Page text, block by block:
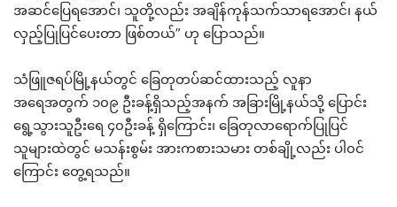
အဆင်ပြေရအောင်၊ သူတို့လည်း အချိန်ကုန်သက်သာရအောင်၊ နယ်
လှည့်ပြုပြင်ပေးတာ ဖြစ်တယ်” ဟု ပြောသည်။
သံဖြူဇရပ်မြို့နယ်တွင် ခြေတုတပ်ဆင်ထားသည့် လူနာ
အရေအတွက် ၁၀၉ ဦးခန့်ရှိသည့်အနက် အခြားမြို့နယ်သို့ ပြောင်း
ရွေ့သွားသူဦးရေ ၄၀ဦးခန့် ရှိကြောင်း၊ ခြေတုလာရောက်ပြုပြင်
သူများထဲတွင် မသန်းစွမ်း အားကစားသမား တစ်ချို့လည်း ပါ၀င်
ကြောင်း တွေ့ရသည်။